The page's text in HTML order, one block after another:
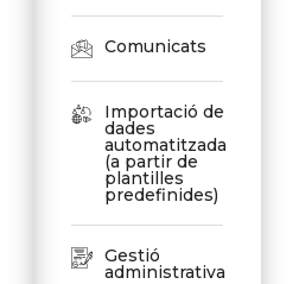
Comunicats
Importació de
dades
automatitzada
(a partir de
plantilles
predefinides)
Gestió
administrativa